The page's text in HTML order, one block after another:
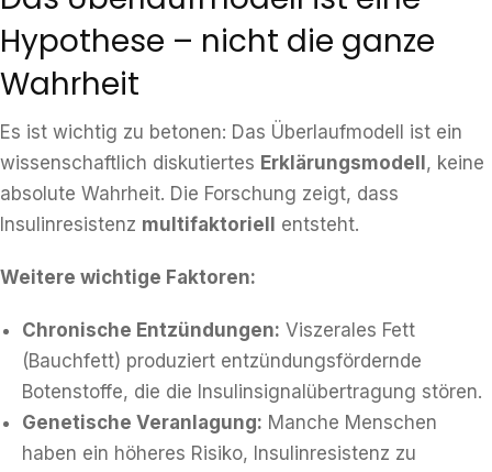
Hypothese – nicht die ganze
Wahrheit
Es ist wichtig zu betonen: Das Überlaufmodell ist ein
wissenschaftlich diskutiertes Erklärungsmodell , keine
absolute Wahrheit. Die Forschung zeigt, dass
Insulinresistenz multifaktoriell entsteht.
Weitere wichtige Faktoren:
Chronische Entzündungen: Viszerales Fett
(Bauchfett) produziert entzündungsfördernde
Botenstoffe, die die Insulinsignalübertragung stören.
Genetische Veranlagung: Manche Menschen
haben ein höheres Risiko, Insulinresistenz zu